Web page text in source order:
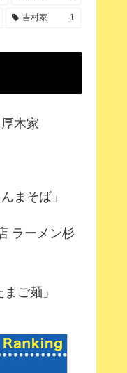
吉村家 1
木家
まそば」
ラーメン杉
ご麺」